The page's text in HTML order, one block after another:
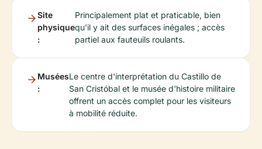
Site
physique
:
Principalement plat et praticable, bien
qu'il y ait des surfaces inégales ; accès
partiel aux fauteuils roulants.
Musées
:
Le centre d'interprétation du Castillo de
San Cristóbal et le musée d'histoire militaire
offrent un accès complet pour les visiteurs
à mobilité réduite.